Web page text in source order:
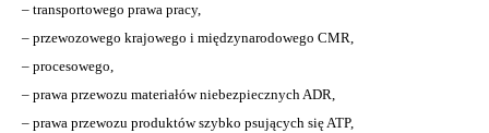
– transportowego prawa pracy,
– przewozowego krajowego i międzynarodowego CMR,
– procesowego,
– prawa przewozu materiałów niebezpiecznych ADR,
– prawa przewozu produktów szybko psujących się ATP,